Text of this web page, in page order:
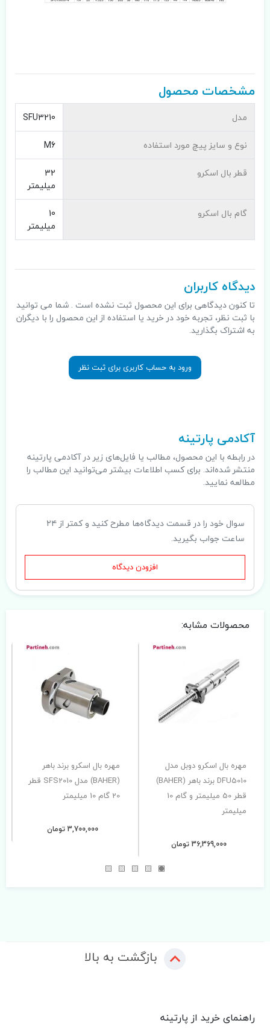
مشخصات محصول
مدل
SFU3210
نوع و سایز پیچ مورد استفاده
M6
قطر بال اسکرو
32
میلیمتر
گام بال اسکرو
10
میلیمتر
دیدگاه کاربران
تا کنون دیدگاهی برای این محصول ثبت نشده است . شما می توانید
با ثبت نظر، تجربه خود در خرید یا استفاده از این محصول را با دیگران
به اشتراک بگذارید.
ورود به حساب کاربری برای ثبت نظر
آکادمی پارتینه
در رابطه با این محصول، مطالب یا فایل‌های زیر در آکادمی پارتینه
منتشر شده‌اند. برای کسب اطلاعات بیشتر می‌توانید این مطالب را
مطالعه نمایید.
سوال خود را در قسمت دیدگاه‌ها مطرح کنید و کمتر از ۲۴
ساعت جواب بگیرید.
افزودن دیدگاه
محصولات مشابه:
مهره بال اسکرو دوبل مدل
DFU5010 برند باهر (BAHER)
قطر 50 میلیمتر و گام 10
میلیمتر
36,369,000 تومان
مهره بال اسکرو برند باهر
(BAHER) مدل SFS2010 قطر
20 گام 10 میلیمتر
3,700,000 تومان
بازگشت به بالا
راهنمای خرید از پارتینه